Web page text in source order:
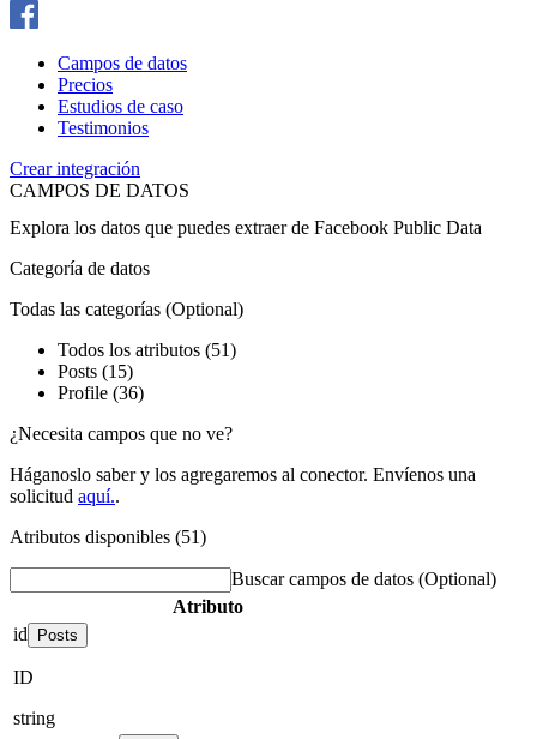
Campos de datos
Precios
Estudios de caso
Testimonios
Crear integración
CAMPOS DE DATOS
Explora los datos que puedes extraer de Facebook Public Data
Categoría de datos
Todas las categorías (Optional)
Todos los atributos (51)
Posts (15)
Profile (36)
¿Necesita campos que no ve?
Háganoslo saber y los agregaremos al conector. Envíenos una
solicitud aquí..
Atributos disponibles (51)
Buscar campos de datos (Optional)
Atributo
id
Posts
ID
string